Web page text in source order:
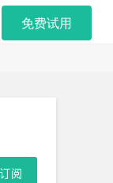
免费试用